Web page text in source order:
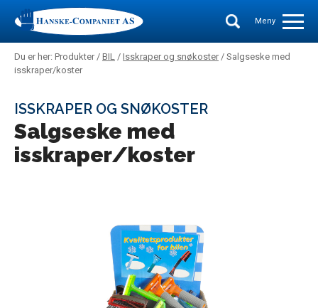
Meny
Du er her: Produkter / BIL / Isskraper og snøkoster / Salgseske med
isskraper/koster
ISSKRAPER OG SNØKOSTER
Salgseske med
isskraper/koster